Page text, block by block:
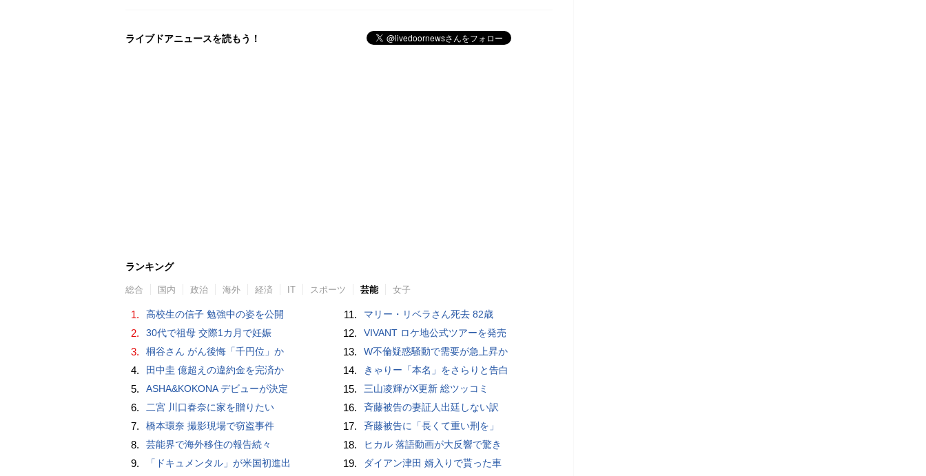
ライブドアニュースを読もう！
ランキング
総合 国内 政治 海外 経済 IT スポーツ 芸能 女子
1. 高校生の信子 勉強中の姿を公開
2. 30代で祖母 交際1カ月で妊娠
3. 桐谷さん がん後悔「千円位」か
4. 田中圭 億超えの違約金を完済か
5. ASHA&KOKONA デビューが決定
6. 二宮 川口春奈に家を贈りたい
7. 橋本環奈 撮影現場で窃盗事件
8. 芸能界で海外移住の報告続々
9. 「ドキュメンタル」が米国初進出
11. マリー・リベラさん死去 82歳
12. VIVANT ロケ地公式ツアーを発売
13. W不倫疑惑騒動で需要が急上昇か
14. きゃりー「本名」をさらりと告白
15. 三山凌輝がX更新 総ツッコミ
16. 斉藤被告の妻証人出廷しない訳
17. 斉藤被告に「長くて重い刑を」
18. ヒカル 落語動画が大反響で驚き
19. ダイアン津田 婿入りで貰った車